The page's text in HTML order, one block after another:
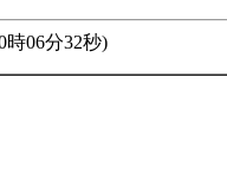
06分32秒)